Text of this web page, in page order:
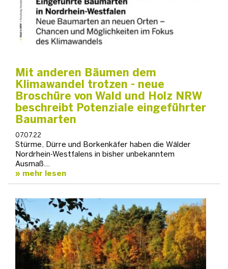
Mit anderen Bäumen dem
Klimawandel trotzen - neue
Broschüre von Wald und Holz NRW
beschreibt Potenziale eingeführter
Baumarten
07.07.22
Stürme, Dürre und Borkenkäfer haben die Wälder
Nordrhein-Westfalens in bisher unbekanntem
Ausmaß…
mehr lesen